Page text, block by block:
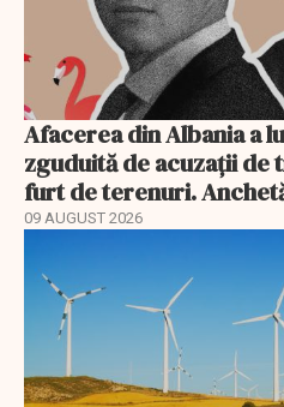
Afacerea din Albania a
zguduită de acuzații
furt de terenuri.
09 AUGUST 2026